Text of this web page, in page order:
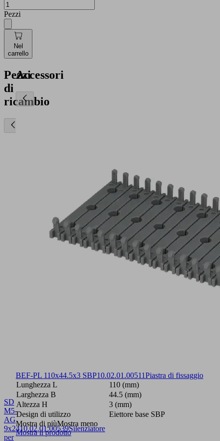
Pezzi
Nel
carrello
Pezzi
di
ricambio
SD
M5-
AG
9x2410.02.01.00539Silenziatore
per
Accessori
BEF-PL 110x44.5x3 SBP10.02.01.00511Piastra di fissaggio
Lunghezza L
110 (mm)
Larghezza B
44.5 (mm)
Altezza H
3 (mm)
Design di utilizzo
Eiettore base SBP
Mostra di piùMostra meno
Mostra il prodotto